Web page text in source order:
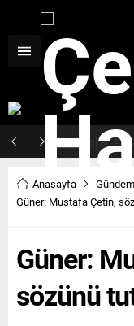
Haziran ayı
Anasayfa Gündem
Güner: Mustafa Çetin,
Güner:
sözünü